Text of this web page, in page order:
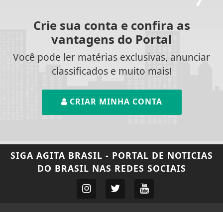
Crie sua conta e confira as
vantagens do Portal
Você pode ler matérias exclusivas, anunciar
classificados e muito mais!
CRIAR MINHA CONTA
SIGA AGITA BRASIL - PORTAL DE NOTICIAS
DO BRASIL NAS REDES SOCIAIS